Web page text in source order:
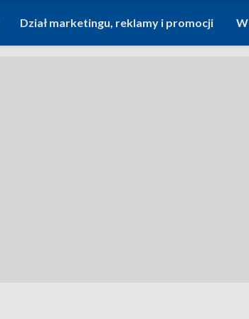
Dział marketingu, reklamy i promocji